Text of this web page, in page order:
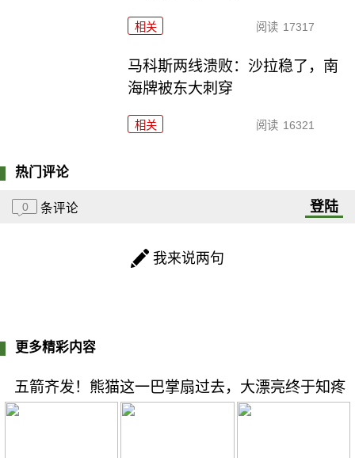
相关 阅读 17317
马科斯两线溃败：沙拉稳了，南
海牌被东大刺穿
相关 阅读 16321
热门评论
0 条评论 登陆
我来说两句
更多精彩内容
五箭齐发！熊猫这一巴掌扇过去，大漂亮终于知疼